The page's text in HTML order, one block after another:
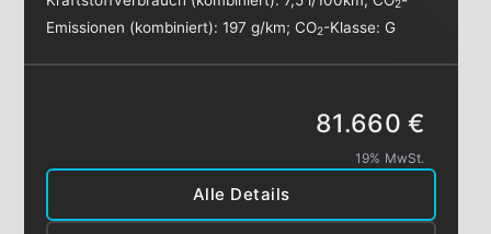
2
Emissionen (kombiniert):197 g/km;CO2-Klasse:G
Alle Details
81.660 €
19% MwSt.